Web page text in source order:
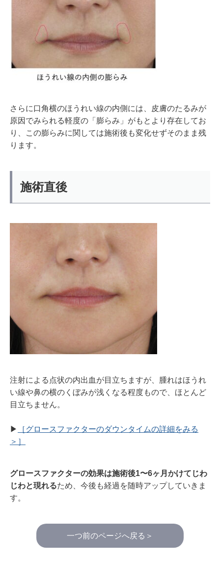
さらに口角横のほうれい線の内側には、皮膚のたるみが
原因でみられる軽度の「膨らみ」がもとより存在してお
り、この膨らみに関しては施術後も変化せずそのまま残
ります。
施術直後
注射による点状の内出血が目立ちますが、腫れはほうれ
い線や鼻の横のくぼみが浅くなる程度もので、ほとんど
目立ちません。
▶︎
［グロースファクターのダウンタイムの詳細をみる
＞］
グロースファクターの効果は施術後1〜6ヶ月かけてじわ
じわと現れるため、今後も経過を随時アップしていきま
す。
一つ前のページへ戻る＞